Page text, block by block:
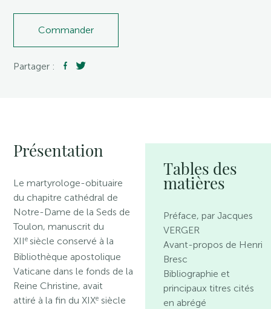
Commander
Partager :
Présentation
Le martyrologe-obituaire
du chapitre cathédral de
Notre-Dame de la Seds de
Toulon, manuscrit du
XIIe siècle conservé à la
Bibliothèque apostolique
Vaticane dans le fonds de la
Reine Christine, avait
attiré à la fin du XIXe siècle
Tables des
matières
Préface, par Jacques
VERGER
Avant-propos de Henri
Bresc
Bibliographie et
principaux titres cités
en abrégé